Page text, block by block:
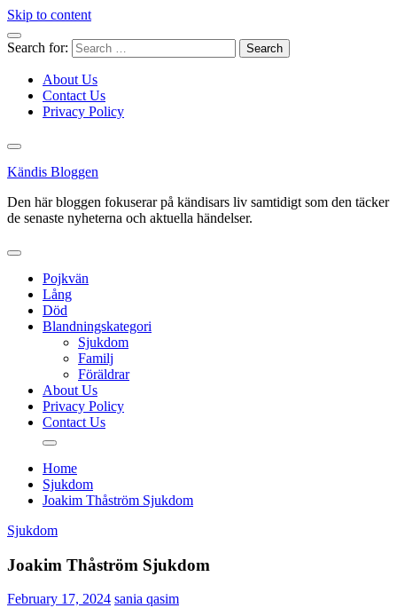
Skip to content
Search for:
About Us
Contact Us
Privacy Policy
Kändis Bloggen
Den här bloggen fokuserar på kändisars liv samtidigt som den täcker
de senaste nyheterna och aktuella händelser.
Pojkvän
Lång
Död
Blandningskategori
Sjukdom
Familj
Föräldrar
About Us
Privacy Policy
Contact Us
Home
Sjukdom
Joakim Thåström Sjukdom
Sjukdom
Joakim Thåström Sjukdom
February 17, 2024 sania qasim